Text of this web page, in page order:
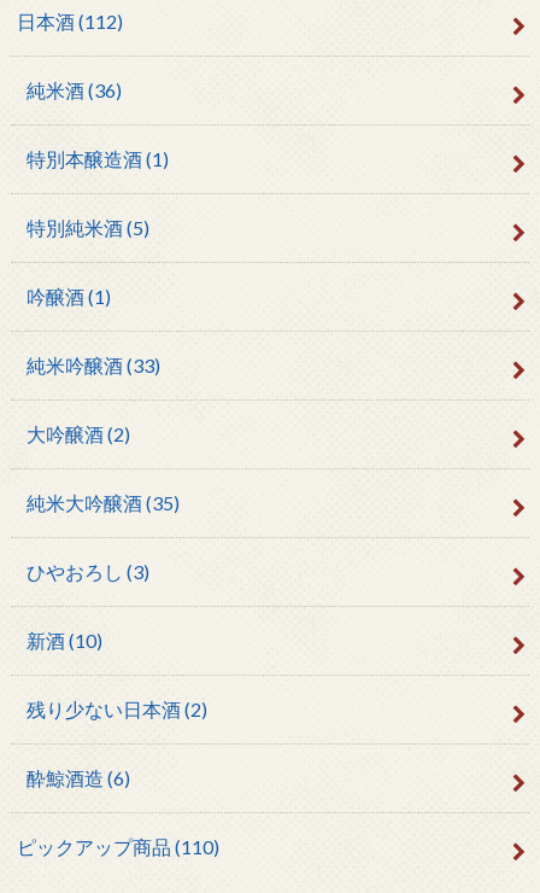
日本酒(112)
純米酒(36)
特別本醸造酒(1)
特別純米酒(5)
吟醸酒(1)
純米吟醸酒(33)
大吟醸酒(2)
純米大吟醸酒(35)
ひやおろし (3)
新酒(10)
残り少ない日本酒(2)
酔鯨酒造 (6)
ピックアップ商品 (110)